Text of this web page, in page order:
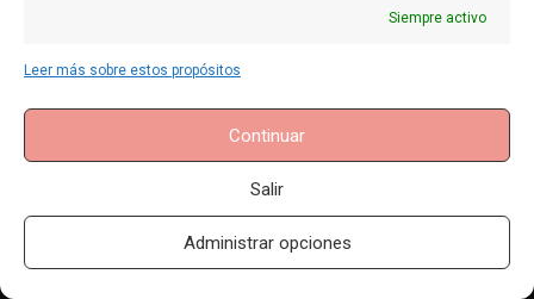
Siempre activo
Leer más sobre estos propósitos
Continuar
Salir
Administrar opciones
Condiciones generales
Privacidad
Contacto
- La base de la Pastelería